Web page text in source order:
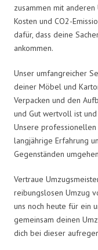
zusammen mit
Kosten und CO2-
dafür, dass deine
ankommen.
Unser umfangreicher
deiner Möbel und
Verpacken und den
und Gut wertvoll ist
Unsere
langjährige Erfahrung
Gegenständen
Vertraue
reibungslosen Umzug
uns noch heute für ein
gemeinsam deinen
dich bei dieser